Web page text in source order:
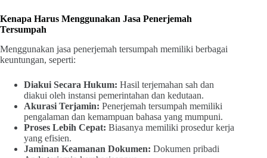
Kenapa Harus Menggunakan Jasa Penerjemah
Tersumpah
Menggunakan jasa penerjemah tersumpah memiliki berbagai
keuntungan, seperti:
Diakui Secara Hukum: Hasil terjemahan sah dan
diakui oleh instansi pemerintahan dan kedutaan.
Akurasi Terjamin: Penerjemah tersumpah memiliki
pengalaman dan kemampuan bahasa yang mumpuni.
Proses Lebih Cepat: Biasanya memiliki prosedur kerja
yang efisien.
Jaminan Keamanan Dokumen: Dokumen pribadi